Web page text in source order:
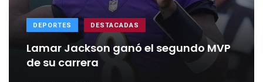
DEPORTES DESTACADAS
Lamar Jackson ganó el segundo MVP
de su carrera